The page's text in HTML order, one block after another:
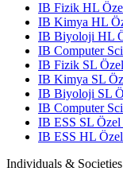
IB Fizik HL
IB Kimya HL
IB Biyoloji HL
IB Computer
IB Fizik SL
IB Kimya SL
IB Biyoloji SL
IB Computer
IB ESS SL Özel
IB ESS HL
Individuals & Societies